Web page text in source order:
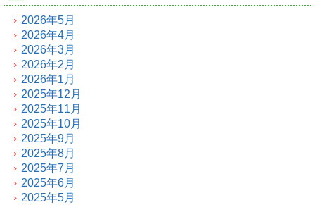
2026年5月
2026年4月
2026年3月
2026年2月
2026年1月
2025年12月
2025年11月
2025年10月
2025年9月
2025年8月
2025年7月
2025年6月
2025年5月